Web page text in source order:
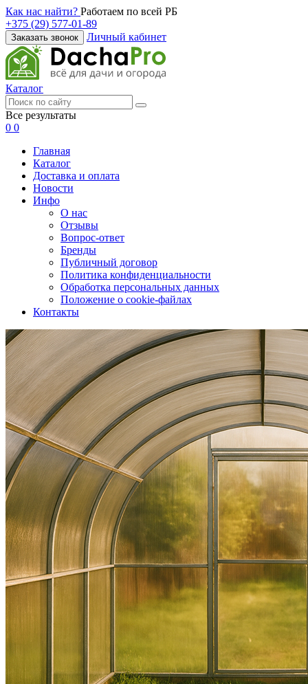
Как нас найти? Работаем по всей РБ
+375 (29) 577-01-89
Заказать звонок Личный кабинет
Каталог
Все результаты
0 0
Главная
Каталог
Доставка и оплата
Новости
Инфо
О нас
Отзывы
Вопрос-ответ
Бренды
Публичный договор
Политика конфиденциальности
Обработка персональных данных
Положение о cookie-файлах
Контакты